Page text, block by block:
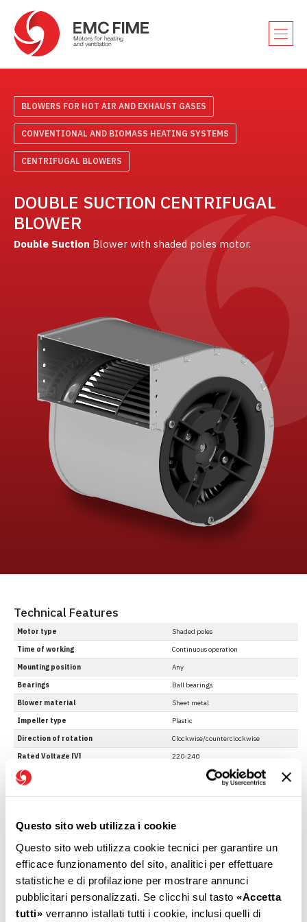
Questo sito web utilizza i cookie
Questo sito web utilizza cookie tecnici per garantire un
efficace funzionamento del sito, analitici per effettuare
statistiche e di profilazione per mostrare annunci
pubblicitari personalizzati. Se clicchi sul tasto «Accetta
tutti» verranno istallati tutti i cookie, inclusi quelli di
BLOWERS FOR HOT AIR AND EXHAUST GASES
CONVENTIONAL AND BIOMASS HEATING SYSTEMS
CENTRIFUGAL BLOWERS
DOUBLE SUCTION CENTRIFUGAL
BLOWER
Double Suction Blower with shaded poles motor.
Technical Features
Motor type
Shaded poles
Time of working
Continuous operation
Mounting position
Any
Bearings
Ball bearings
Blower material
Sheet metal
Impeller type
Plastic
Direction of rotation
Clockwise/counterclockwise
Rated Voltage [V]
220-240
Frequency [Hz]
Tmax motor working [°C]
80
Insulation Class
180
Outlet
Square output 60mmx145mm